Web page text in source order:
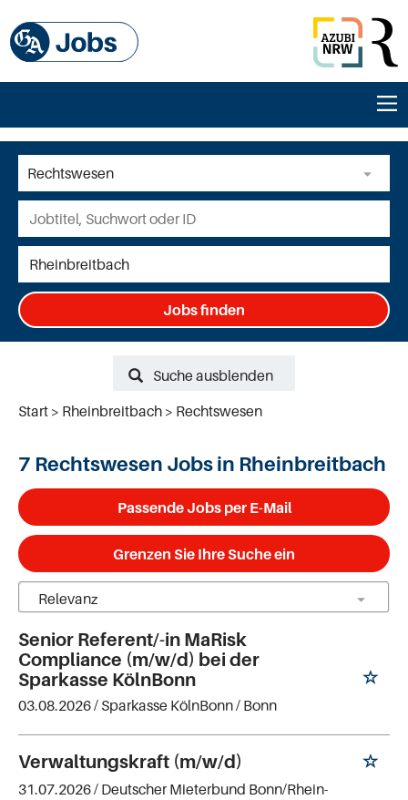
Jobs finden
Suche ausblenden
Start
Rheinbreitbach Rechtswesen
7 Rechtswesen Jobs in Rheinbreitbach
Passende Jobs per E-Mail
Grenzen Sie Ihre Suche ein
Senior Referent/-in MaRisk
Compliance (m/w/d) bei der
Sparkasse KölnBonn
03.08.2026 / Sparkasse KölnBonn/ Bonn
Verwaltungskraft (m/w/d)
31.07.2026 / Deutscher Mieterbund Bonn/Rhein-